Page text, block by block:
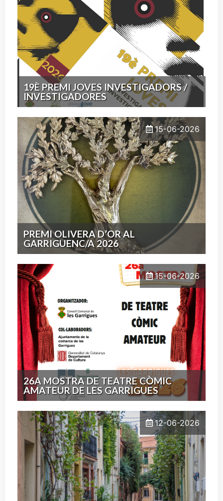
19È PREMI JOVES INVESTIGADORS /
INVESTIGADORES
15-06-2026
PREMI OLIVERA D’OR AL
GARRIGUENC/A 2026
15-06-2026
26A MOSTRA DE TEATRE CÒMIC
AMATEUR DE LES GARRIGUES
12-06-2026